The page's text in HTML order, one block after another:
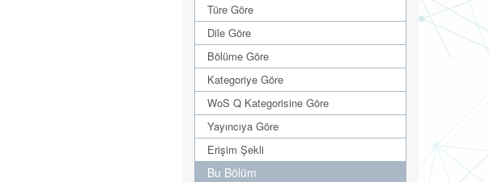
Türe Göre
Dile Göre
Bölüme Göre
Kategoriye Göre
WoS Q Kategorisine Göre
Yayıncıya Göre
Erişim Şekli
Bu Bölüm